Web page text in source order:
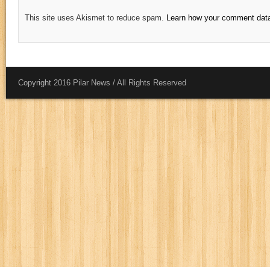
This site uses Akismet to reduce spam. Learn how your comment
Copyright 2016 Pilar News / All Rights Reserved